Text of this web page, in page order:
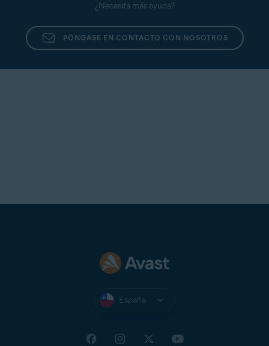
¿Necesita más ayuda?
PÓNGASE EN CONTACTO CON NOSOTROS
España